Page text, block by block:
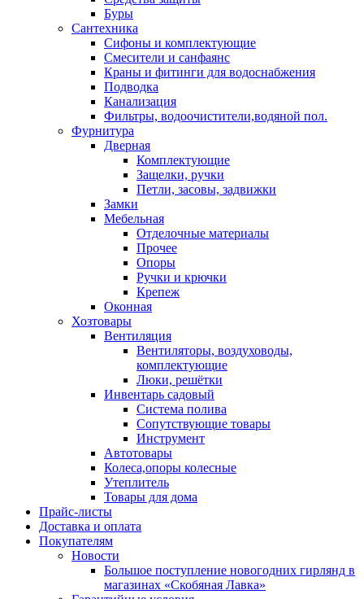
Буры
Сантехника
Сифоны и комплектующие
Смесители и санфаянс
Краны и фитинги для водоснабжения
Подводка
Канализация
Фильтры, водоочистители,водяной пол.
Фурнитура
Дверная
Комплектующие
Защелки, ручки
Петли, засовы, задвижки
Замки
Мебельная
Отделочные материалы
Прочее
Опоры
Ручки и крючки
Крепеж
Оконная
Хозтовары
Вентиляция
Вентиляторы, воздуховоды,
комплектующие
Люки, решётки
Инвентарь садовый
Система полива
Сопутствующие товары
Инструмент
Автотовары
Колеса,опоры колесные
Утеплитель
Товары для дома
Прайс-листы
Доставка и оплата
Покупателям
Новости
Большое поступление новогодних гирлянд в
магазинах «Скобяная Лавка»